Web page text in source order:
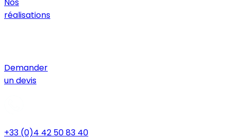
réalisations
Demander
un devis
+33 (0)4 42 50 83 40